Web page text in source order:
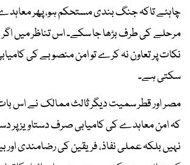
چاہئے تاکہ جنگ بندی مستحکم ہو، پھر
مرحلے کی طرف بڑھا جا سکے۔ اس تناظر میں
نکات پر تعاون نہ کرے تو امن منصوبے کی
سکتی ہے۔
مصر اور قطر سمیت دیگر ثالث ممالک نے اس بات
کہ امن معاہدے کی کامیابی صرف دستاویز پر
نہیں بلکہ عملی نفاذ، فریقین کی رضامندی اور